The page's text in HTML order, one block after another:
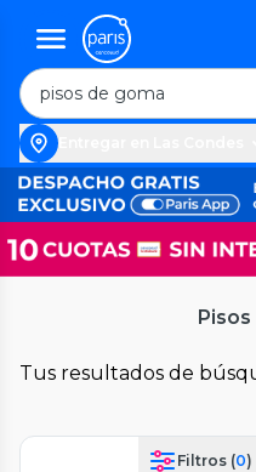
Tus resultados de
Filtros (0)